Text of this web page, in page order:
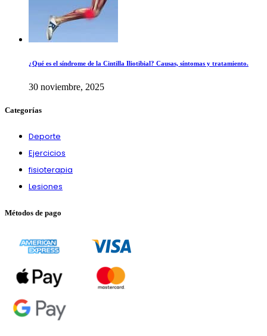
¿Qué es el síndrome de la Cintilla Iliotibial? Causas, síntomas y tratamiento.
30 noviembre, 2025
Categorías
Deporte
Ejercicios
fisioterapia
Lesiones
Métodos de pago